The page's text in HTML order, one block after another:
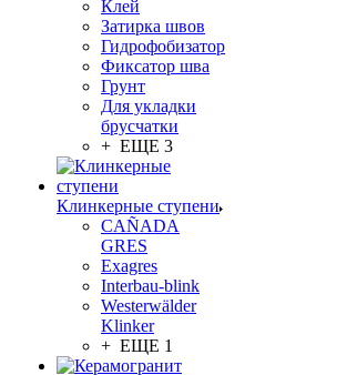
Клей
Затирка швов
Гидрофобизатор
Фиксатор шва
Грунт
Для укладки
брусчатки
+ ЕЩЕ 3
Клинкерные ступени
CAÑADA
GRES
Exagres
Interbau-blink
Westerwälder
Klinker
+ ЕЩЕ 1